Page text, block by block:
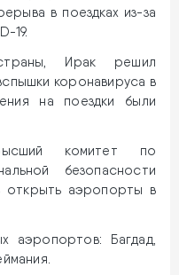
в поездках из-за
19.
Ирак решил
коронавируса в
на поездки были
комитет по
безопасности
открыть аэропорты в
аэропортов: Багдад,